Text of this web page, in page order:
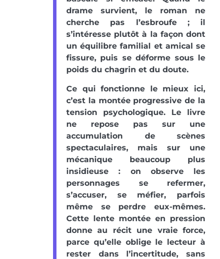
drame survient, le roman ne
cherche pas l’esbroufe ; il
s’intéresse plutôt à la façon dont
un équilibre familial et amical se
fissure, puis se déforme sous le
poids du chagrin et du doute.
Ce qui fonctionne le mieux ici,
c’est la montée progressive de la
tension psychologique. Le livre
ne repose pas sur une
accumulation de scènes
spectaculaires, mais sur une
mécanique beaucoup plus
insidieuse : on observe les
personnages se refermer,
s’accuser, se méfier, parfois
même se perdre eux-mêmes.
Cette lente montée en pression
donne au récit une vraie force,
parce qu’elle oblige le lecteur à
rester dans l’incertitude, sans